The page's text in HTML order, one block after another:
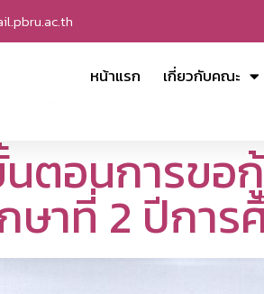
หน้าแรก เกี่ยวกับคณะ
ตอนการขอ
าที่ 2 ปีการ